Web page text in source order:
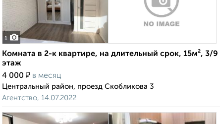
1
Комната в 2-к квартире, на длительный срок, 15м², 3/9
этаж
4 000 ₽ в месяц
Центральный район, проезд Скобликова 3
Агентство, 14.07.2022